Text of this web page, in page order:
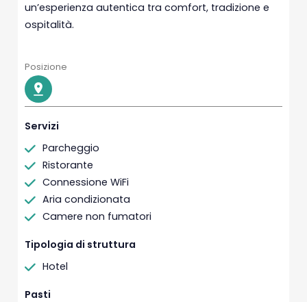
un’esperienza autentica tra comfort, tradizione e
ospitalità.
Posizione
Servizi
Parcheggio
Ristorante
Connessione WiFi
Aria condizionata
Camere non fumatori
Tipologia di struttura
Hotel
Pasti